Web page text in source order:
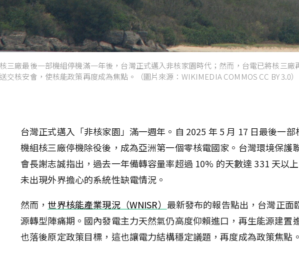
核三廠最後一部機組停機滿一年後，台灣正式邁入非核家園時代；然而，台電已將核三廠
送交核安會，使核能政策再度成為焦點。（圖片來源：WIKIMEDIA COMMOS CC BY 3.0）
台灣正式邁入「非核家園」滿一週年。自 2025 年 5 月 17 日最後一部
機組核三廠停機除役後，成為亞洲第一個零核電國家。台灣環境保護
會長謝志誠指出，過去一年備轉容量率超過 10% 的天數達 331 天以上
未出現外界擔心的系統性缺電情況。
然而， 世界核能產業現況（WNISR） 最新發布的報告點出，台灣正面
源轉型陣痛期。國內發電主力天然氣仍高度仰賴進口，再生能源建置
也落後原定政策目標，這也讓電力結構穩定議題，再度成為政策焦點。